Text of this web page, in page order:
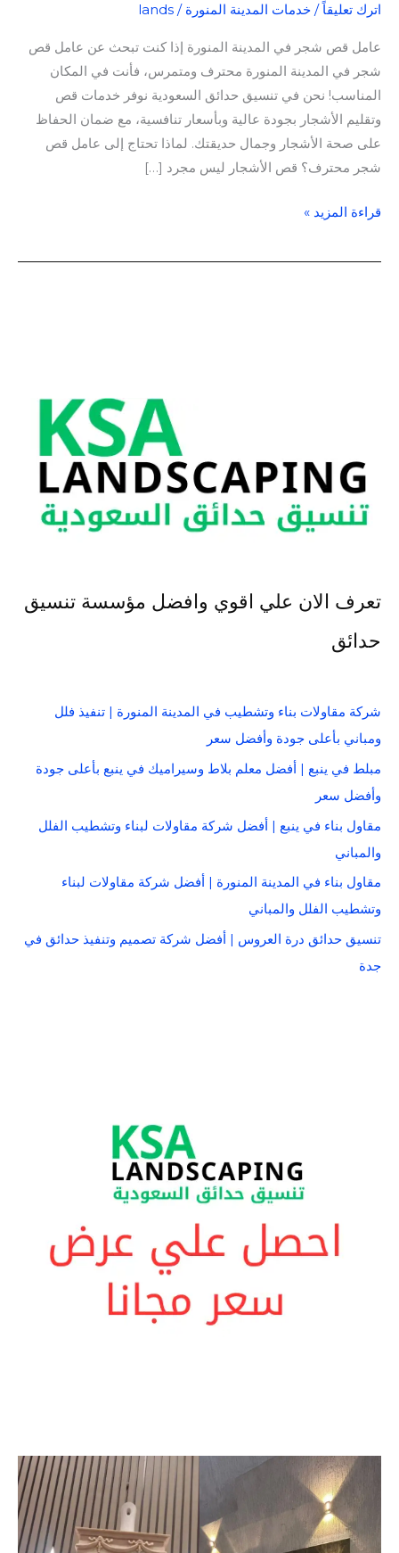
اترك تعليقاً / خدمات المدينة المنورة /
lands
عامل قص شجر في المدينة المنورة إذا كنت تبحث عن عامل قص
شجر في المدينة المنورة محترف ومتمرس، فأنت في المكان
المناسب! نحن في تنسيق حدائق السعودية نوفر خدمات قص
وتقليم الأشجار بجودة عالية وبأسعار تنافسية، مع ضمان الحفاظ
على صحة الأشجار وجمال حديقتك. لماذا تحتاج إلى عامل قص
شجر محترف؟ قص الأشجار ليس مجرد […]
قراءة المزيد »
تعرف الان علي اقوي وافضل مؤسسة تنسيق
حدائق
شركة مقاولات بناء وتشطيب في المدينة المنورة | تنفيذ فلل
ومباني بأعلى جودة وأفضل سعر
مبلط في ينبع | أفضل معلم بلاط وسيراميك في ينبع بأعلى جودة
وأفضل سعر
مقاول بناء في ينبع | أفضل شركة مقاولات لبناء وتشطيب الفلل
والمباني
مقاول بناء في المدينة المنورة | أفضل شركة مقاولات لبناء
وتشطيب الفلل والمباني
تنسيق حدائق درة العروس | أفضل شركة تصميم وتنفيذ حدائق في
جدة